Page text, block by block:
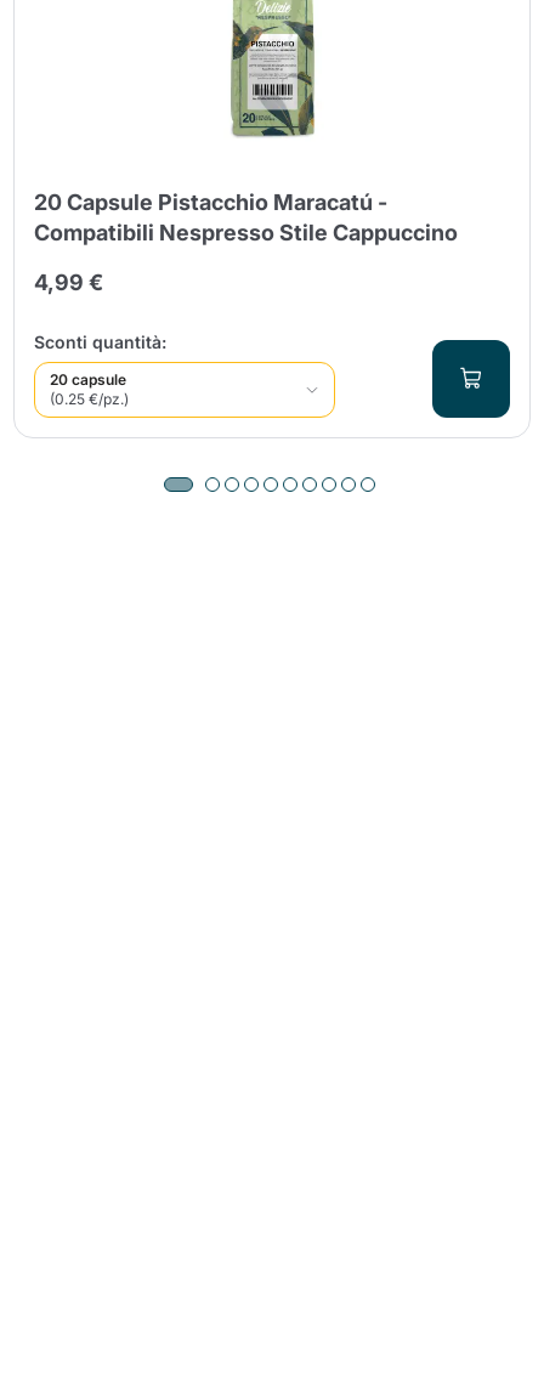
20 Capsule Pistacchio Maracatú -
Compatibili Nespresso Stile Cappuccino
4,99 €
Sconti quantità:
20 capsule
(0.25 €/pz.)